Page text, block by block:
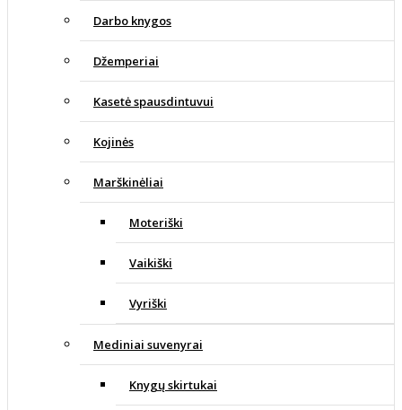
Darbo knygos
Džemperiai
Kasetė spausdintuvui
Kojinės
Marškinėliai
Moteriški
Vaikiški
Vyriški
Mediniai suvenyrai
Knygų skirtukai